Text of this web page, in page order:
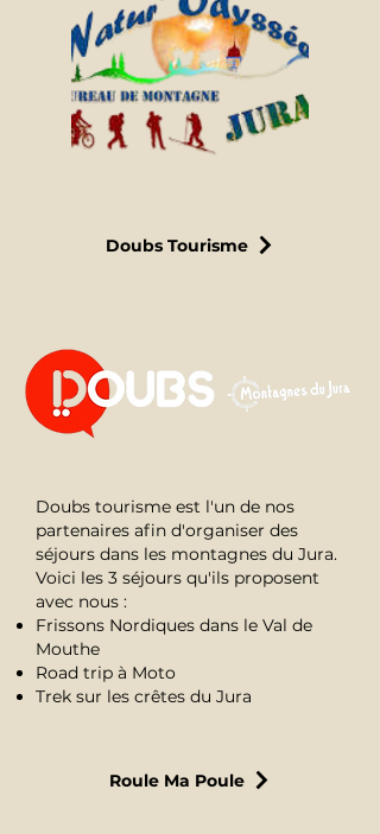
Doubs Tourisme
Doubs tourisme est l'un de nos
partenaires afin d'organiser des
séjours dans les montagnes du Jura.
Voici les 3 séjours qu'ils proposent
avec nous :
Frissons Nordiques dans le Val de
Mouthe
Road trip à Moto
Trek sur les crêtes du Jura
Roule Ma Poule